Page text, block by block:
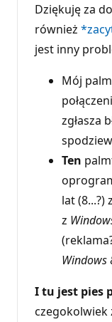
Dziękuję za
również
jest inny
Mój
zgłasza
Ten
lat (8...?) z
z
Windows
I tu jest pies
czegokolwiek